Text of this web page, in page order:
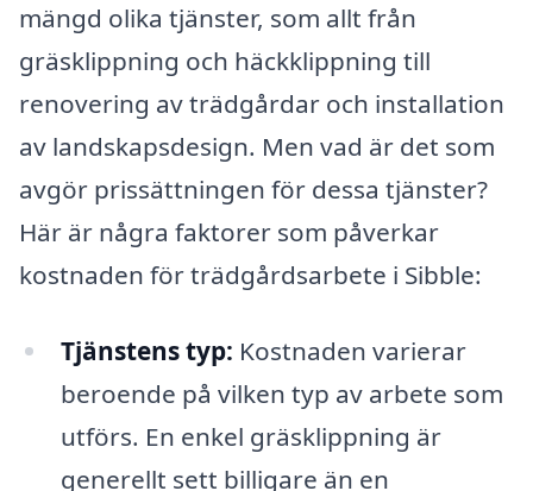
mängd olika tjänster, som allt från
gräsklippning och häckklippning till
renovering av trädgårdar och installation
av landskapsdesign. Men vad är det som
avgör prissättningen för dessa tjänster?
Här är några faktorer som påverkar
kostnaden för trädgårdsarbete i Sibble:
Tjänstens typ: Kostnaden varierar
beroende på vilken typ av arbete som
utförs. En enkel gräsklippning är
generellt sett billigare än en